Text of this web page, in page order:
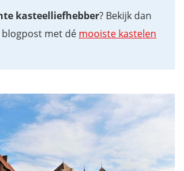
kasteelliefhebber? Bekijk dan
blogpost met dé mooiste kastelen